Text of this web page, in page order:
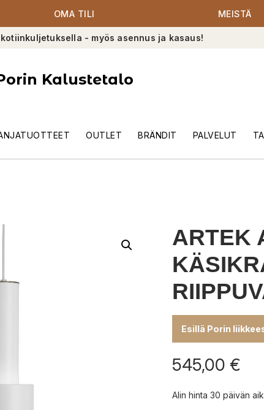
OMA TILI MEISTÄ
- myös asennus ja kasaus!
Kalustetalo
OUTLET BRÄNDIT PALVELUT
ARTEK
Esillä Porin
545,00 €
Alin hinta 30 päivän